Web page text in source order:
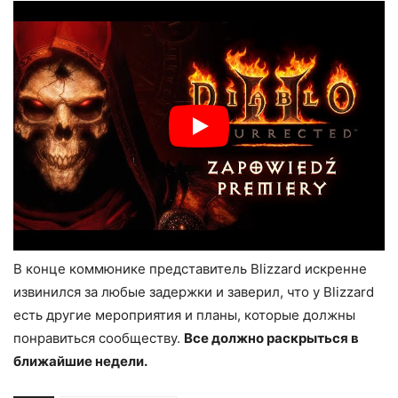
В конце коммюнике представитель Blizzard искренне
извинился за любые задержки и заверил, что у Blizzard
есть другие мероприятия и планы, которые должны
понравиться сообществу. Все должно раскрыться в
ближайшие недели.